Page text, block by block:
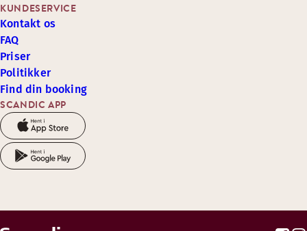
SCANDIC APP
KUNDESERVICE
Kontakt os
FAQ
Priser
Politikker
Find din booking